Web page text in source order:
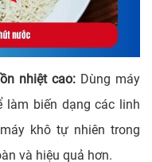
nhiệt cao: Dùng máy
làm biến dạng các linh
khô tự nhiên trong
và hiệu quả hơn.